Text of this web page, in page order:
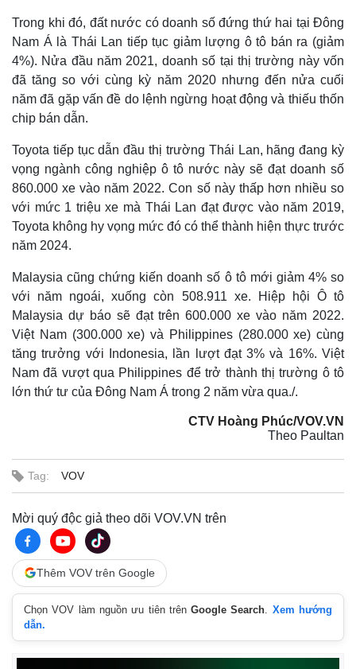
Trong khi đó, đất nước có doanh số đứng thứ hai tại Đông
Nam Á là Thái Lan tiếp tục giảm lượng ô tô bán ra (giảm
4%). Nửa đầu năm 2021, doanh số tại thị trường này vốn
đã tăng so với cùng kỳ năm 2020 nhưng đến nửa cuối
năm đã gặp vấn đề do lệnh ngừng hoạt động và thiếu thốn
chip bán dẫn.
Toyota tiếp tục dẫn đầu thị trường Thái Lan, hãng đang kỳ
vọng ngành công nghiệp ô tô nước này sẽ đạt doanh số
860.000 xe vào năm 2022. Con số này thấp hơn nhiều so
với mức 1 triệu xe mà Thái Lan đạt được vào năm 2019,
Toyota không hy vọng mức đó có thể thành hiện thực trước
năm 2024.
Malaysia cũng chứng kiến doanh số ô tô mới giảm 4% so
với năm ngoái, xuống còn 508.911 xe. Hiệp hội Ô tô
Malaysia dự báo sẽ đạt trên 600.000 xe vào năm 2022.
Việt Nam (300.000 xe) và Philippines (280.000 xe) cùng
tăng trưởng với Indonesia, lần lượt đạt 3% và 16%. Việt
Nam đã vượt qua Philippines để trở thành thị trường ô tô
lớn thứ tư của Đông Nam Á trong 2 năm vừa qua./.
CTV Hoàng Phúc/VOV.VN
Theo Paultan
Tag: VOV
Mời quý độc giả theo dõi VOV.VN trên
Thêm VOV trên Google
Chọn VOV làm nguồn ưu tiên trênGoogle Search
Xem hướng
dẫn.